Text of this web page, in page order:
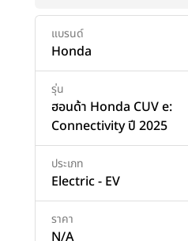
แบรนด์
Honda
รุ่น
ฮอนด้า Honda CUV e:
Connectivity ปี 2025
ประเภท
Electric - EV
ราคา
N/A